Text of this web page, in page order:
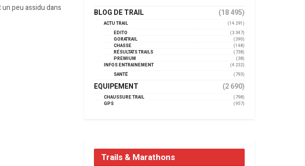
peu assidu dans
BLOG DE TRAIL (18 495)
ACTU TRAIL
(14 291)
EDITO
(3 347)
GORATRAIL
(390)
CHASSE
(148)
RÉSULTATS TRAILS
(738)
PREMIUM
(38)
INFOS ENTRAINEMENT
(4 232)
SANTÉ
(793)
EQUIPEMENT (2 690)
CHAUSSURE TRAIL
(798)
GPS
(957)
Trails & Marathons